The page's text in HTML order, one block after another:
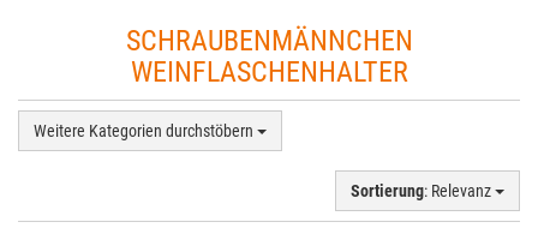
SCHRAUBENMÄNNCHEN
WEINFLASCHENHALTER
Weitere Kategorien durchstöbern
Sortierung: Relevanz